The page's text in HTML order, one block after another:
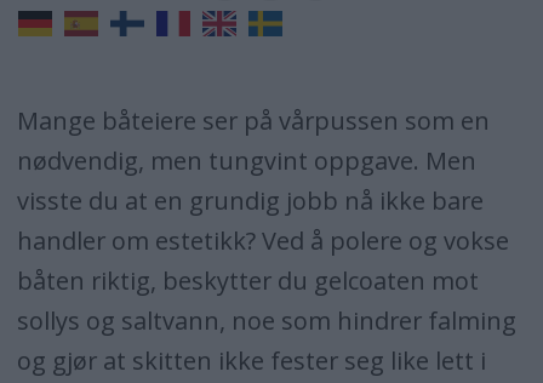
Mange båteiere ser på vårpussen som en
nødvendig, men tungvint oppgave. Men
visste du at en grundig jobb nå ikke bare
handler om estetikk? Ved å polere og vokse
båten riktig, beskytter du gelcoaten mot
sollys og saltvann, noe som hindrer falming
og gjør at skitten ikke fester seg like lett i